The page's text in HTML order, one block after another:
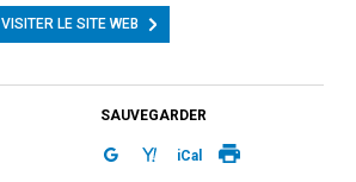
VISITER LE SITE WEB
SAUVEGARDER
iCal